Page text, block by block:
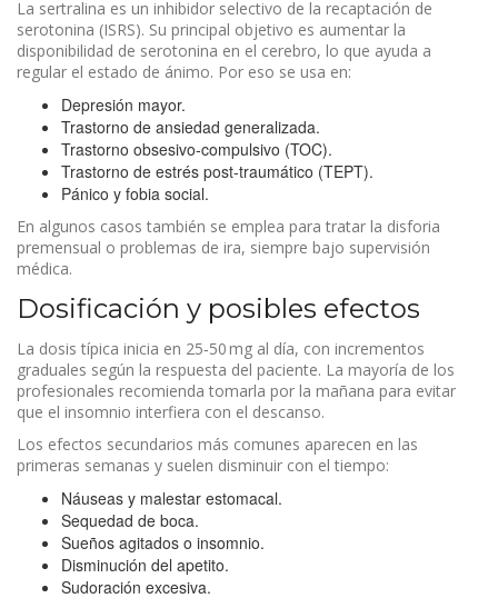
La sertralina es un inhibidor selectivo de la recaptación de
serotonina (ISRS). Su principal objetivo es aumentar la
disponibilidad de serotonina en el cerebro, lo que ayuda a
regular el estado de ánimo. Por eso se usa en:
Depresión mayor.
Trastorno de ansiedad generalizada.
Trastorno obsesivo‑compulsivo (TOC).
Trastorno de estrés post‑traumático (TEPT).
Pánico y fobia social.
En algunos casos también se emplea para tratar la disforia
premensual o problemas de ira, siempre bajo supervisión
médica.
Dosificación y posibles efectos
La dosis típica inicia en 25‑50 mg al día, con incrementos
graduales según la respuesta del paciente. La mayoría de los
profesionales recomienda tomarla por la mañana para evitar
que el insomnio interfiera con el descanso.
Los efectos secundarios más comunes aparecen en las
primeras semanas y suelen disminuir con el tiempo:
Náuseas y malestar estomacal.
Sequedad de boca.
Sueños agitados o insomnio.
Disminución del apetito.
Sudoración excesiva.